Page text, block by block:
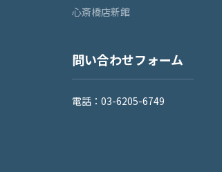
心斎橋店新館
問い合わせフォーム
電話：03-6205-6749